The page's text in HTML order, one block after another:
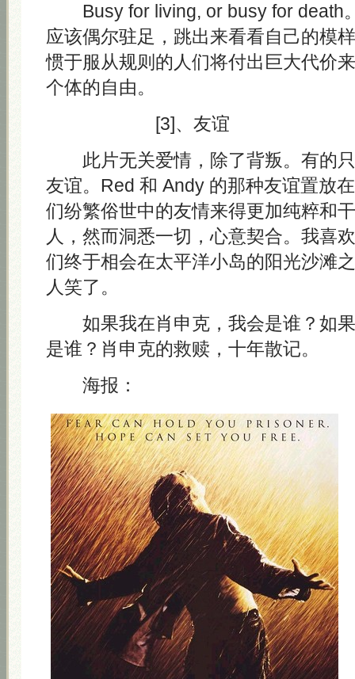
Busy for living, or busy for death
应该偶尔驻足，跳出来看看自己的模
惯于服从规则的人们将付出巨大代价
个体的自由。
[3]、友谊
此片无关爱情，除了背叛。有的只
友谊。Red 和 Andy 的那种友谊置放
们纷繁俗世中的友情来得更加纯粹和
人，然而洞悉一切，心意契合。我喜
们终于相会在太平洋小岛的阳光沙滩
人笑了。
如果我在肖申克，我会是谁？如果
是谁？肖申克的救赎，十年散记。
海报：